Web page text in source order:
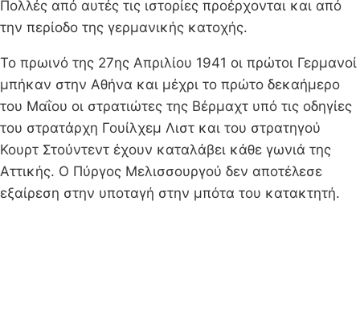
Πολλές από αυτές τις ιστορίες προέρχονται και από
την περίοδο της γερμανικής κατοχής.
Το πρωινό της 27ης Απριλίου 1941 οι πρώτοι Γερμανοί
μπήκαν στην Αθήνα και μέχρι το πρώτο δεκαήμερο
του Μαΐου οι στρατιώτες της Βέρμαχτ υπό τις οδηγίες
του στρατάρχη Γουίλχεμ Λιστ και του στρατηγού
Κουρτ Στούντεντ έχουν καταλάβει κάθε γωνιά της
Αττικής. Ο Πύργος Μελισσουργού δεν αποτέλεσε
εξαίρεση στην υποταγή στην μπότα του κατακτητή.